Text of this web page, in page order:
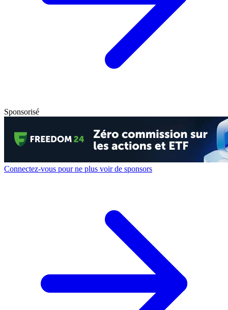
Sponsorisé
Connectez-vous pour ne plus voir de sponsors